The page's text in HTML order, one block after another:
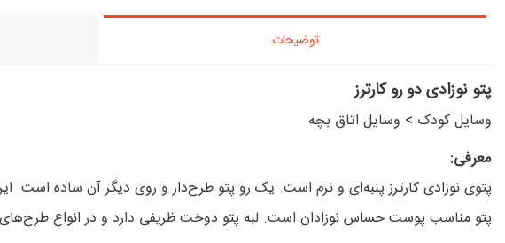
توضیحات
پتو نوزادی دو رو کارترز
وسایل کودک > وسایل اتاق بچه
معرفی:
پتوی نوزادی کارترز پنبه‌ای و نرم است. یک رو پتو طرح‌دار و روی دیگر آن ساده است.
پتو مناسب پوست حساس نوزادان است. لبه پتو دوخت ظریفی دارد و در انواع